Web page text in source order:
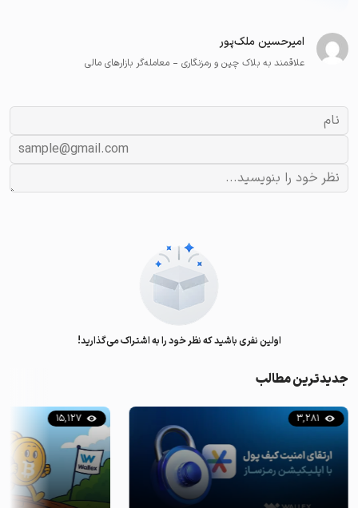
امیرحسین ملک‌پور
علاقمند به بلاک چین و رمزنگاری - معامله‌گر بازارهای مالی
اولین نفری باشید که نظر خود را به اشتراک می‌گذارید!
جدیدترین مطالب
3,281
15,127